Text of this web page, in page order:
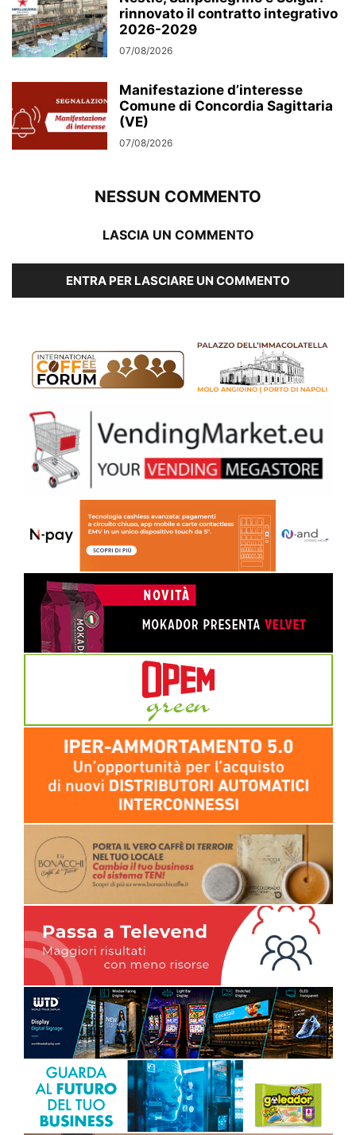
rinnovato il contratto integrativo
2026-2029
07/08/2026
Manifestazione d’interesse
Comune di Concordia Sagittaria
(VE)
07/08/2026
NESSUN COMMENTO
LASCIA UN COMMENTO
ENTRA PER LASCIARE UN COMMENTO